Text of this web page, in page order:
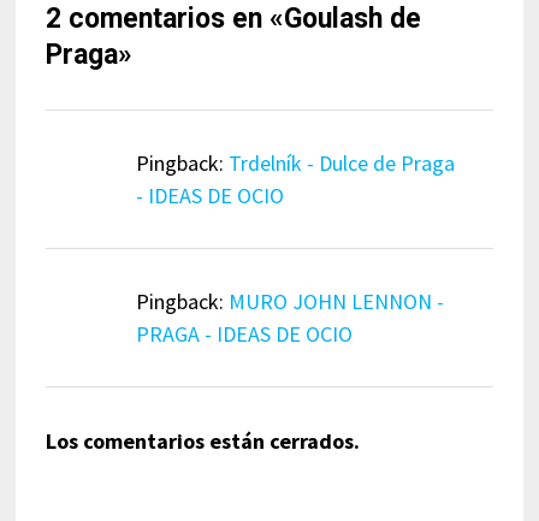
2 comentarios en «Goulash de
Praga»
Pingback: Trdelník - Dulce de Praga
- IDEAS DE OCIO
Pingback: MURO JOHN LENNON -
PRAGA - IDEAS DE OCIO
Los comentarios están cerrados.